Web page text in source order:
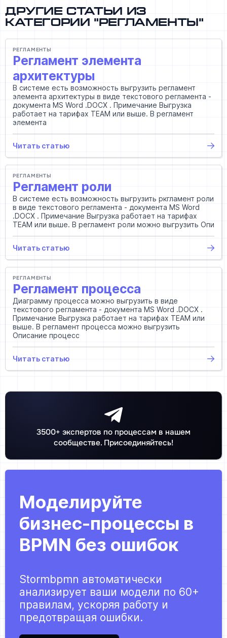
Другие статьи из
категории "Регламенты"
РЕГЛАМЕНТЫ
Регламент элемента
архитектуры
В системе есть возможность выгрузить регламент
элемента архитектуры в виде текстового регламента -
документа MS Word .DOCX . Примечание Выгрузка
работает на тарифах TEAM или выше. В регламент
элемента
Читать статью
РЕГЛАМЕНТЫ
Регламент роли
В системе есть возможность выгрузить ркгламент роли
в виде текстового регламента - документа MS Word
.DOCX . Примечание Выгрузка работает на тарифах
TEAM или выше. В регламент роли можно выгрузить Опи
Читать статью
РЕГЛАМЕНТЫ
Регламент процесса
Диаграмму процесса можно выгрузить в виде
текстового регламента - документа MS Word .DOCX .
Примечание Выгрузка работает на тарифах TEAM или
выше. В регламент процесса можно выгрузить
Описание процесс
Читать статью
3500+ экспертов по процессам в нашем
сообществе. Присоединяйтесь!
Моделируйте
бизнес-процессы в
BPMN без ошибок
Stormbpmn автоматически
анализирует ваши модели по 60+
правилам, ускоряя работу и
предотвращая ошибки.